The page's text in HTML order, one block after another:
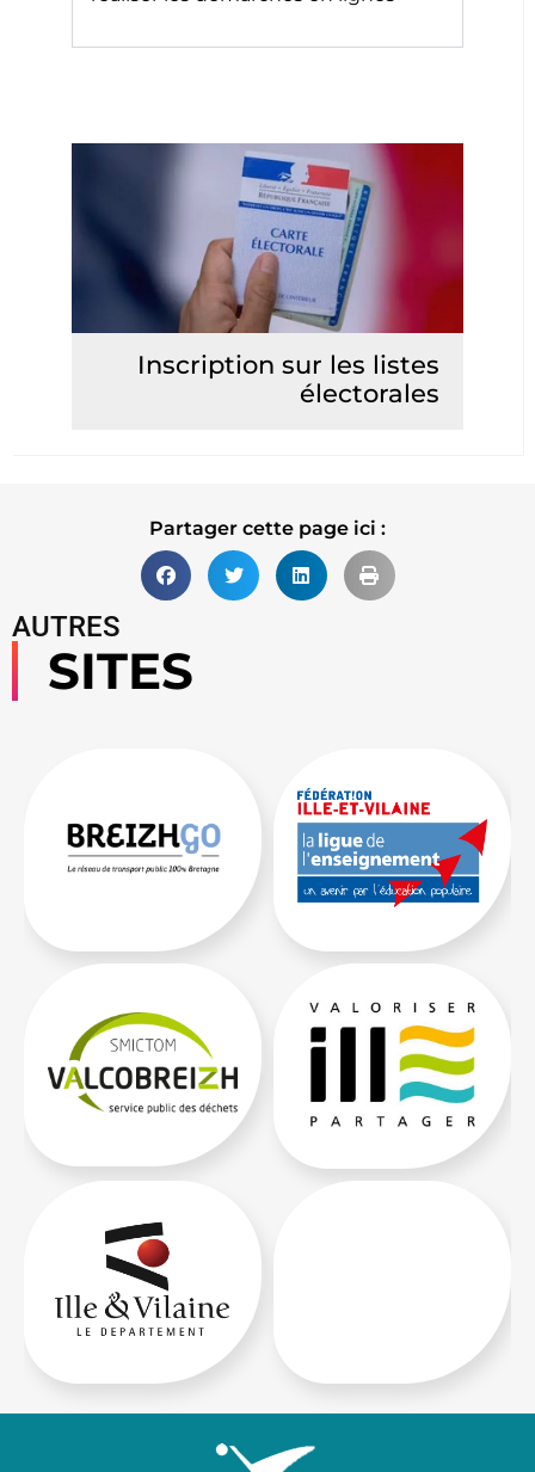
Inscription sur les listes
électorales
Partager cette page ici :
AUTRES
SITES